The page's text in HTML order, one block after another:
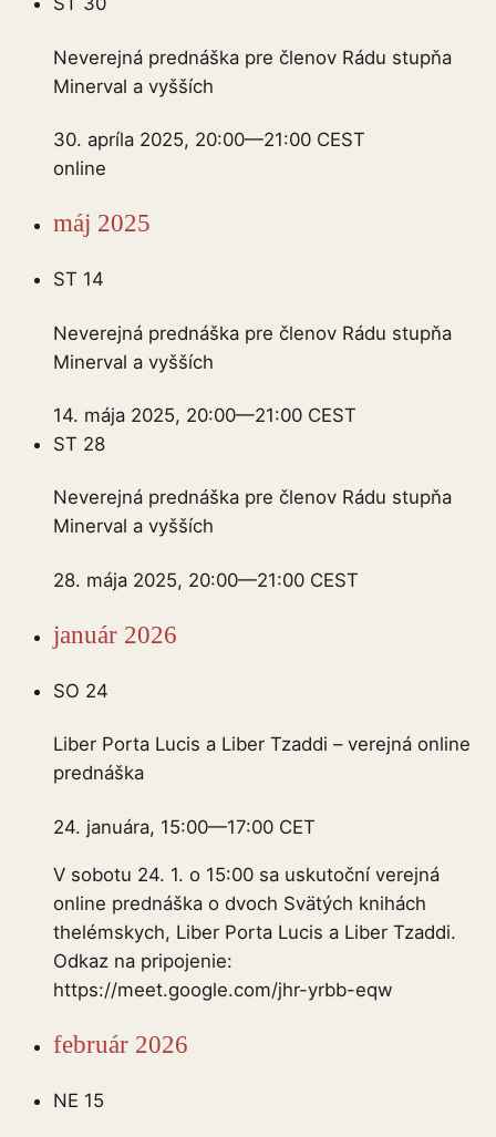
Neverejná prednáška pre členov Rádu stupňa
Minerval a vyšších
30. apríla 2025, 20:00—21:00 CEST
online
máj 2025
ST 14
Neverejná prednáška pre členov Rádu stupňa
Minerval a vyšších
14. mája 2025, 20:00—21:00 CEST
ST 28
Neverejná prednáška pre členov Rádu stupňa
Minerval a vyšších
28. mája 2025, 20:00—21:00 CEST
január 2026
SO 24
Liber Porta Lucis a Liber Tzaddi – verejná online
prednáška
24. januára, 15:00—17:00 CET
V sobotu 24. 1. o 15:00 sa uskutoční verejná
online prednáška o dvoch Svätých knihách
thelémskych, Liber Porta Lucis a Liber Tzaddi.
Odkaz na pripojenie:
https://meet.google.com/jhr-yrbb-eqw
február 2026
NE 15